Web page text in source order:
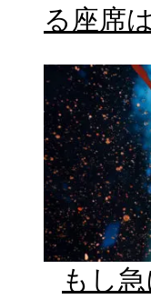
る座席
もし